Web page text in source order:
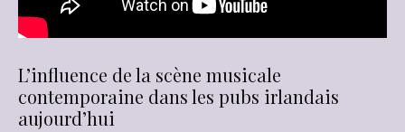
L’influence de la scène musicale
contemporaine dans les pubs irlandais
aujourd’hui